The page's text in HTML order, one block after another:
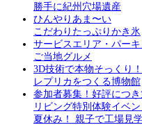
勝手に紀州穴場遺産
ひんやりあま〜い
こだわりたっぷりかき氷
サービスエリア・パー
ご当地グルメ
3D技術で本物そっくり！
レプリカをつくる博物館
参加者募集！好評につ
リビング特別体験イベン
夏休み！ 親子で工場見